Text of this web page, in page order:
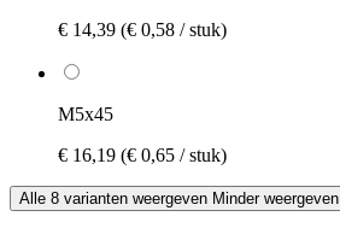
€ 14,39 (€ 0,58 / stuk)
M5x45
€ 16,19 (€ 0,65 / stuk)
Alle 8 varianten weergeven Minder weergeven